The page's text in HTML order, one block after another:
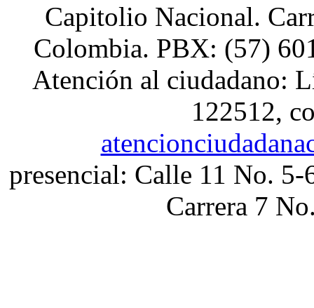
Capitolio Nacional.
Colombia. PBX: (57)
Atención al ciudadano:
122512,
presencial: Calle 11 No.
Carrera 7